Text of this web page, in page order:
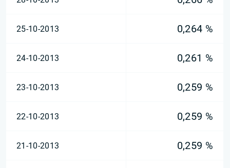
25-10-2013 0,264 %
24-10-2013 0,261 %
23-10-2013 0,259 %
22-10-2013 0,259 %
21-10-2013 0,259 %